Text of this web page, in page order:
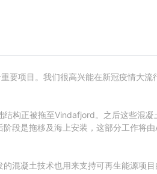
要项目。我们很高兴能在新冠疫情大流
构正被拖至Vindafjord。之后这些混凝
段是拖移及海上安装，这部分工作将
混凝土技术也用来支持可再生能源项目